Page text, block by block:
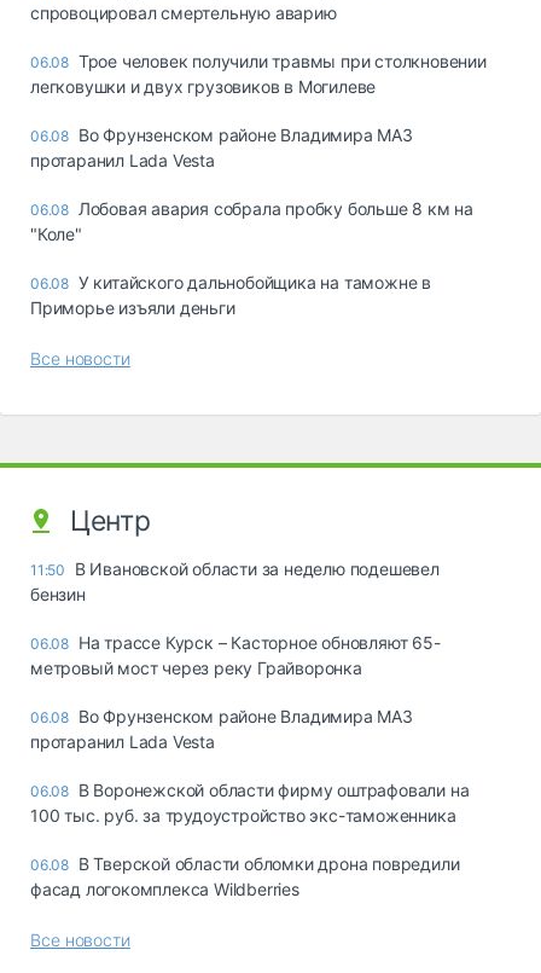
спровоцировал смертельную аварию
06.08 Трое человек получили травмы при столкновении
легковушки и двух грузовиков в Могилеве
06.08 Во Фрунзенском районе Владимира МАЗ
протаранил Lada Vesta
06.08 Лобовая авария собрала пробку больше 8 км на
"Коле"
06.08 У китайского дальнобойщика на таможне в
Приморье изъяли деньги
Все новости
Центр
11:50
В Ивановской области за неделю подешевел
бензин
06.08 На трассе Курск – Касторное обновляют 65-
метровый мост через реку Грайворонка
06.08 Во Фрунзенском районе Владимира МАЗ
протаранил Lada Vesta
06.08 В Воронежской области фирму оштрафовали на
100 тыс. руб. за трудоустройство экс-таможенника
06.08 В Тверской области обломки дрона повредили
фасад логокомплекса Wildberries
Все новости